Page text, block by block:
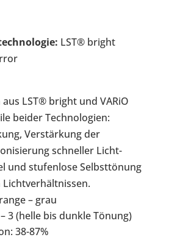
LST® bright
LST® bright und VARiO
beider Technologien:
Verstärkung der
schneller Licht-
und stufenlose Selbsttönung
– grau
3 (helle bis dunkle Tönung)
38-87%